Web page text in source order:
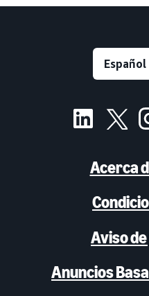
Acerca
Aviso
Anuncios